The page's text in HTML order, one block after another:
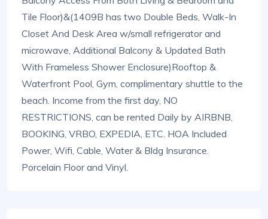
Tile Floor)&(1409B has two Double Beds, Walk-In
Closet And Desk Area w/small refrigerator and
microwave, Additional Balcony & Updated Bath
With Frameless Shower Enclosure)Rooftop &
Waterfront Pool, Gym, complimentary shuttle to the
beach. Income from the first day, NO
RESTRICTIONS, can be rented Daily by AIRBNB,
BOOKING, VRBO, EXPEDIA, ETC. HOA Included
Power, Wifi, Cable, Water & Bldg Insurance.
Porcelain Floor and Vinyl.